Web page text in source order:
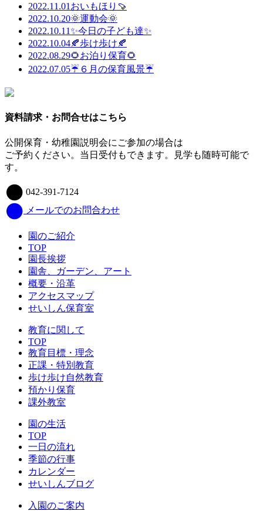
2022.11.01 おいもほり🍠
2022.10.20🌞運動会🌞
2022.10.11✨今日の子ども達✨
2022.10.04🍂歩け歩け🍂
2022.08.29🌻お泊り保育🌻
2022.07.05☔６月の保育風景☔
資料請求・お問合せはこちら
公開保育・幼稚園説明会にご参加の場合は
ご予約ください。当日受付もできます。見学も随時可能で
す。
042-391-7124
メールでのお問合わせ
園のご紹介
TOP
園長挨拶
園舎、ガーデン、アート
概要・沿革
アクセスマップ
せいしん保育室
教育に関して
TOP
教育目標・理念
正課・特別教育
歩け歩け自然教育
預かり保育
課外教室
園の生活
TOP
一日の流れ
季節の行事
カレンダー
せいしんブログ
入園のご案内